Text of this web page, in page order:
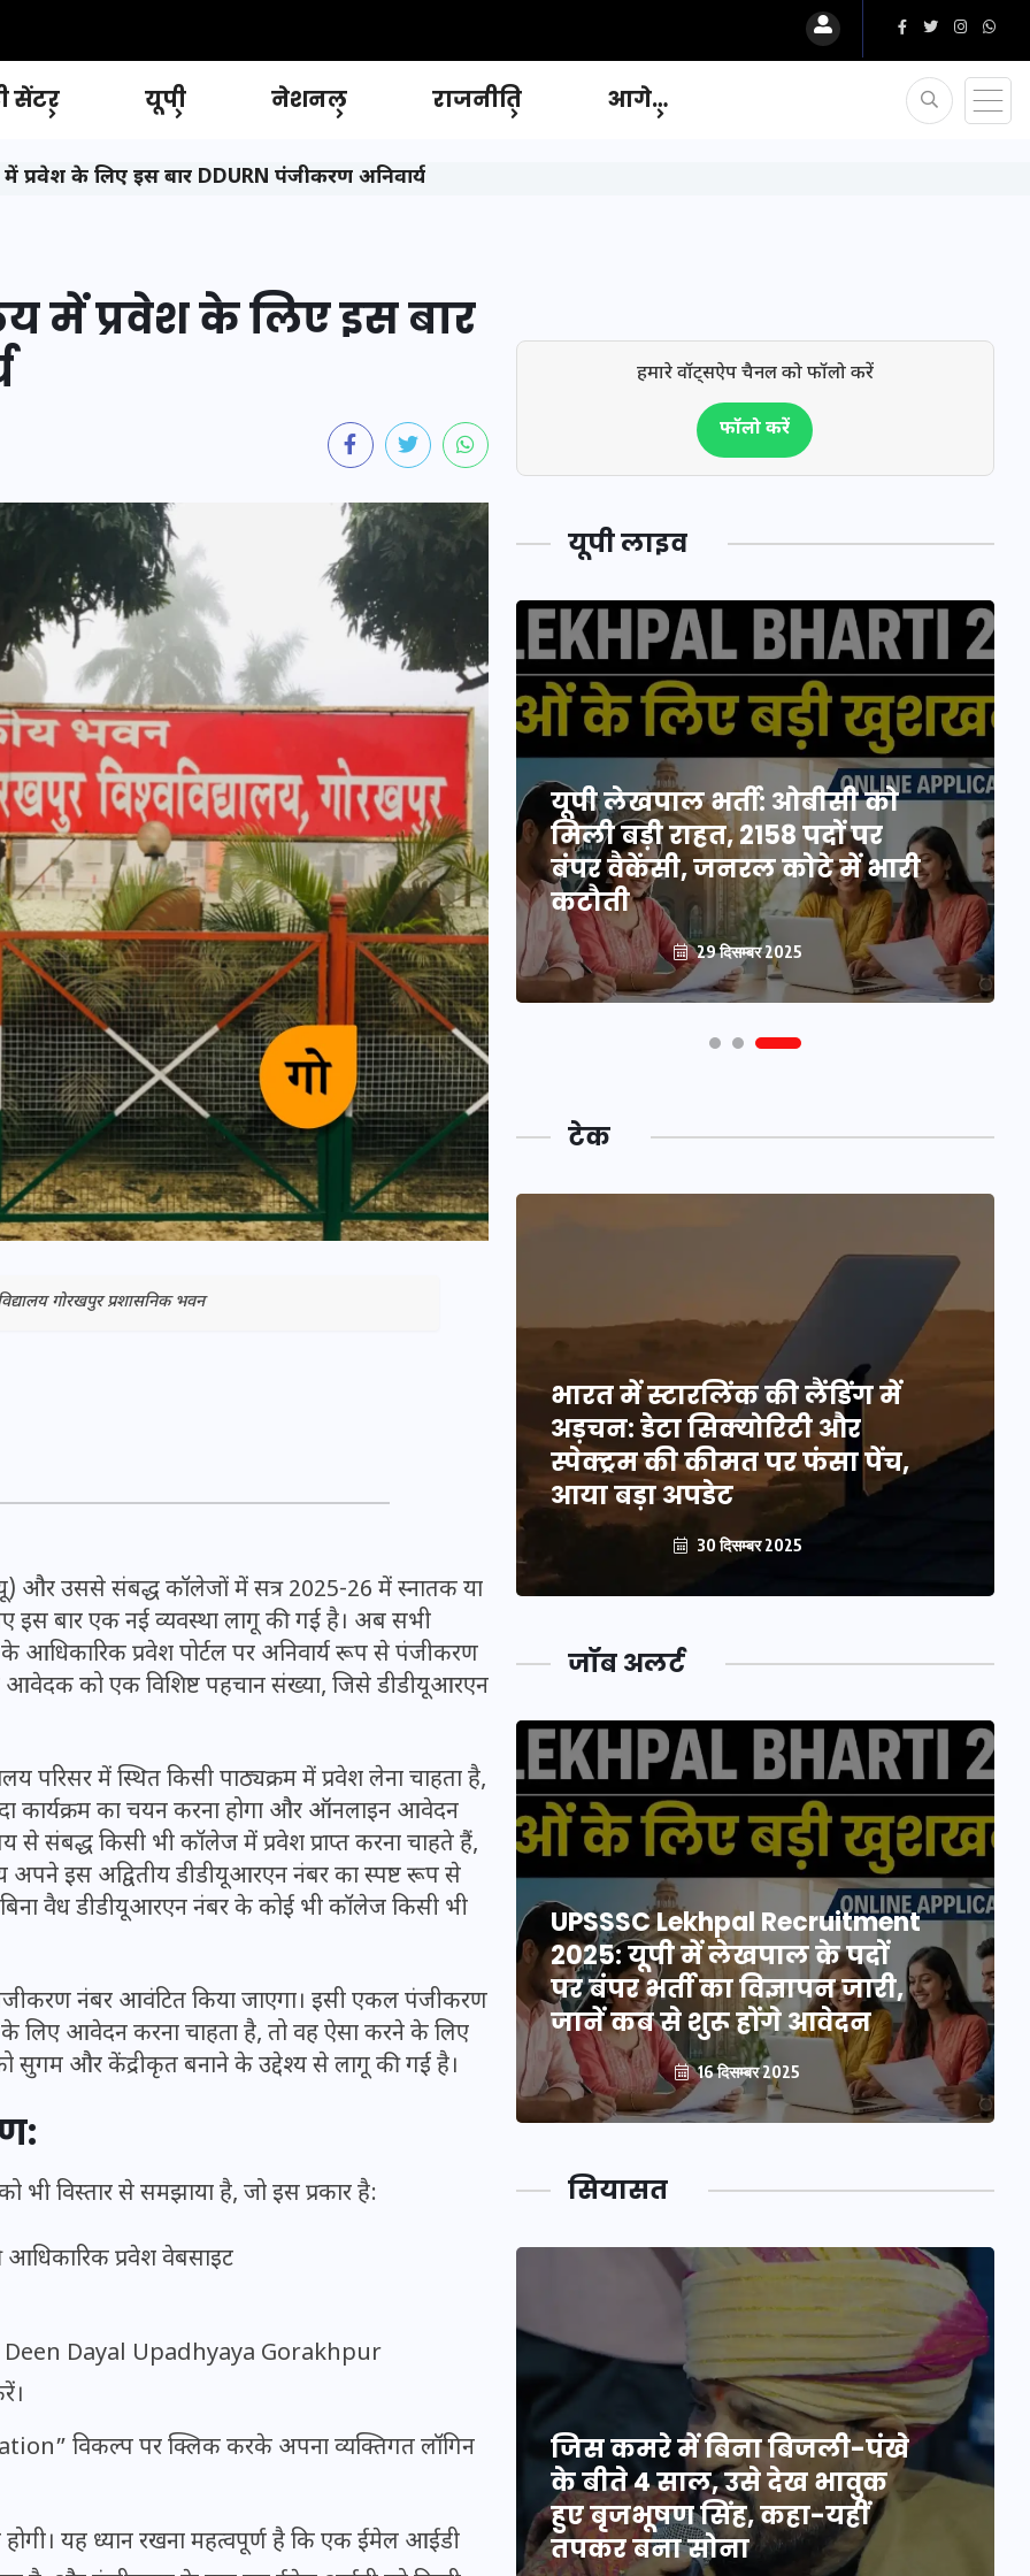
सेंटर यूपी नेशनल राजनीति आगे…
में प्रवेश के लिए इस बार DDURN पंजीकरण अनिवार्य
में प्रवेश के लिए इस बार
गोरखपुर प्रशासनिक भवन
और उससे संबद्ध कॉलेजों में सत्र 2025-26 में स्नातक या
इस बार एक नई व्यवस्था लागू की गई है। अब सभी
आधिकारिक प्रवेश पोर्टल पर अनिवार्य रूप से पंजीकरण
को एक विशिष्ट पहचान संख्या, जिसे डीडीयूआरएन
परिसर में स्थित किसी पाठ्यक्रम में प्रवेश लेना चाहता है,
कार्यक्रम का चयन करना होगा और ऑनलाइन आवेदन
से संबद्ध किसी भी कॉलेज में प्रवेश प्राप्त करना चाहते हैं,
इस अद्वितीय डीडीयूआरएन नंबर का स्पष्ट रूप से
बिना वैध डीडीयूआरएन नंबर के कोई भी कॉलेज किसी भी
नंबर आवंटित किया जाएगा। इसी एकल पंजीकरण
लिए आवेदन करना चाहता है, तो वह ऐसा करने के लिए
को सुगम और केंद्रीकृत बनाने के उद्देश्य से लागू की गई है।
भी विस्तार से समझाया है, जो इस प्रकार है:
आधिकारिक प्रवेश वेबसाइट
Deen Dayal Upadhyaya Gorakhpur
विकल्प पर क्लिक करके अपना व्यक्तिगत लॉगिन
यह ध्यान रखना महत्वपूर्ण है कि एक ईमेल आईडी
हमारे वॉट्सऐप चैनल को फॉलो करें
फॉलो करें
यूपी लाइव
यूपी न्यूज़: नौकरों ने पिता-पुत्री
को 5 साल घर में बनाया बंधक,
बुजुर्ग की मौत, बेटी बनी
‘कंकाल’
29 दिसम्बर 2025
यूपी लेखपाल भर्ती: ओबीसी को
मिली बड़ी राहत, 2158 पदों पर
बंपर वैकेंसी, जनरल कोटे में भारी
कटौती
29 दिसम्बर 2025
टेक
आया बड़ा अपडेट
भारत में स्टारलिंक की लैंडिंग में
अड़चन: डेटा सिक्योरिटी और
स्पेक्ट्रम की कीमत पर फंसा पेंच,
आया बड़ा अपडेट
30 दिसम्बर 2025
जॉब अलर्ट
UPSSSC Lekhpal Recruitment
पर बंपर भर्ती का विज्ञापन जारी,
जानें कब से शुरू होंगे आवेदन
16 दिसम्बर 2025
UPSSSC Lekhpal Recruitment
2025: यूपी में लेखपाल के पदों
पर बंपर भर्ती का विज्ञापन जारी,
जानें कब से शुरू होंगे आवेदन
16 दिसम्बर 2025
सियासत
जिस कमरे में बिना बिजली-पंखे
तपकर बना सोना
जिस कमरे में बिना बिजली-पंखे
के बीते 4 साल, उसे देख भावुक
हुए बृजभूषण सिंह, कहा-यहीं
तपकर बना सोना